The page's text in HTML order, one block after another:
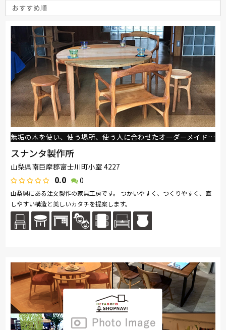
無垢の木を使い、使う場所、使う人に合わせたオーダーメイド。製作にお時間は頂戴しますが、じっくり相談しながらいい家具をつくりましょう。
スナンタ製作所
山梨県南巨摩郡富士川町小室 4227
0.0 0
山梨県にある注文製作の家具工房です。 つかいやすく、つくりやすく、直
しやすい構造と美しいカタチを提案します。